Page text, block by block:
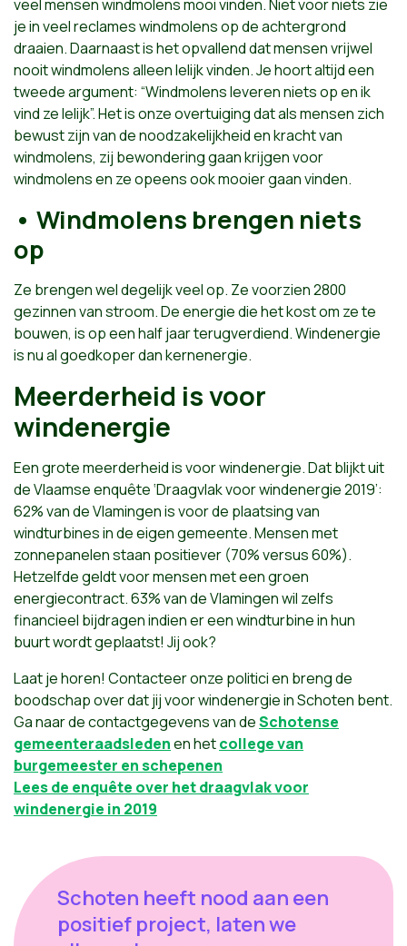
veel mensen windmolens mooi vinden. Niet voor niets zie
je in veel reclames windmolens op de achtergrond
draaien. Daarnaast is het opvallend dat mensen vrijwel
nooit windmolens alleen lelijk vinden. Je hoort altijd een
tweede argument: “Windmolens leveren niets op en ik
vind ze lelijk”. Het is onze overtuiging dat als mensen zich
bewust zijn van de noodzakelijkheid en kracht van
windmolens, zij bewondering gaan krijgen voor
windmolens en ze opeens ook mooier gaan vinden.
• Windmolens brengen niets
op
Ze brengen wel degelijk veel op. Ze voorzien 2800
gezinnen van stroom. De energie die het kost om ze te
bouwen, is op een half jaar terugverdiend. Windenergie
is nu al goedkoper dan kernenergie.
Meerderheid is voor
windenergie
Een grote meerderheid is voor windenergie. Dat blijkt uit
de Vlaamse enquête ‘Draagvlak voor windenergie 2019’:
62% van de Vlamingen is voor de plaatsing van
windturbines in de eigen gemeente. Mensen met
zonnepanelen staan positiever (70% versus 60%).
Hetzelfde geldt voor mensen met een groen
energiecontract. 63% van de Vlamingen wil zelfs
financieel bijdragen indien er een windturbine in hun
buurt wordt geplaatst! Jij ook?
Laat je horen! Contacteer onze politici en breng de
boodschap over dat jij voor windenergie in Schoten bent.
Ga naar de contactgegevens van deSchotense
gemeenteraadsledenen hetcollege van
burgemeester en schepenen
Lees de enquête over het draagvlak voor
windenergie in 2019
Schoten heeft nood aan een
positief project, laten we